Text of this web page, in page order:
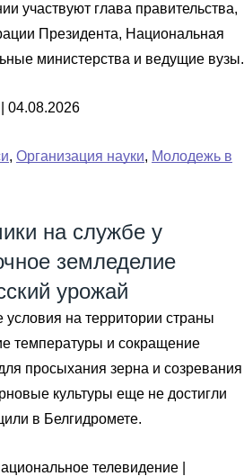
участвуют глава правительства,
Президента, Национальная
министерства и ведущие вузы.
04.08.2026
, Организация науки, Молодежь в
на службе у
земледелие
урожай
условия на территории страны
температуры и сокращение
просыхания зерна и созревания
культуры еще не достигли
в Белгидромете.
телевидение |